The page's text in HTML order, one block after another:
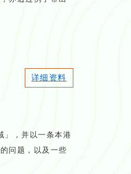
详细资料
」，并以一条本港
问题，以及一些